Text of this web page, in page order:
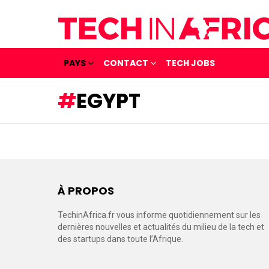
PAYS CONTACT TECH JOBS
EGYPT
À PROPOS
TechinAfrica.fr vous informe quotidiennement sur les
dernières nouvelles et actualités du milieu de la tech et
des startups dans toute l’Afrique.